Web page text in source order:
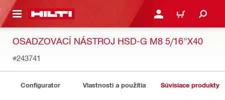
HLAVNÝ OBSAH PRIHLÁSIŤ ALEBO
KOŠÍK
OSADZOVACÍ NÁSTROJ HSD-G M8 5/16"X40
#243741
Configurator Vlastnosti a použitia Súvisiace produkty